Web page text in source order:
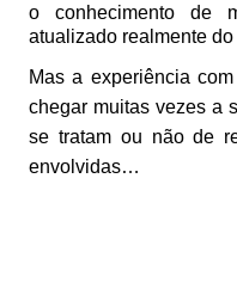
o conhecimento de
atualizado realmente do
Mas a experiência
chegar muitas vezes a
se tratam ou não de
envolvidas…